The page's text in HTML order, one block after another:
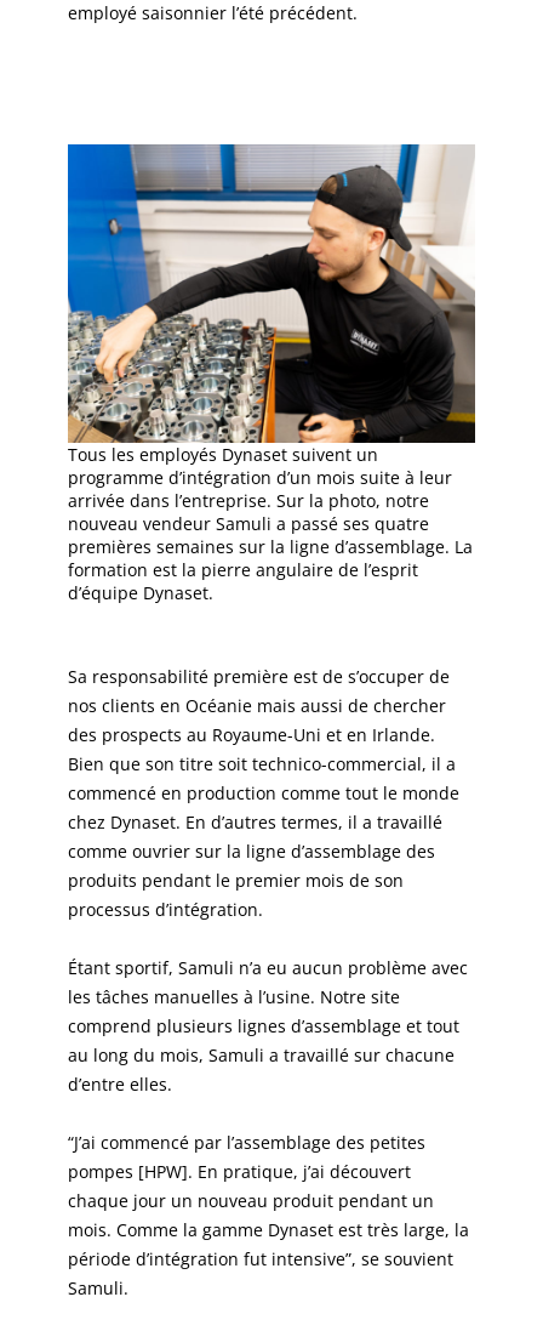
employé saisonnier l’été précédent.
Tous les employés Dynaset suivent un
programme d’intégration d’un mois suite à leur
arrivée dans l’entreprise. Sur la photo, notre
nouveau vendeur Samuli a passé ses quatre
premières semaines sur la ligne d’assemblage. La
formation est la pierre angulaire de l’esprit
d’équipe Dynaset.
Sa responsabilité première est de s’occuper de
nos clients en Océanie mais aussi de chercher
des prospects au Royaume-Uni et en Irlande.
Bien que son titre soit technico-commercial, il a
commencé en production comme tout le monde
chez Dynaset. En d’autres termes, il a travaillé
comme ouvrier sur la ligne d’assemblage des
produits pendant le premier mois de son
processus d’intégration.
Étant sportif, Samuli n’a eu aucun problème avec
les tâches manuelles à l’usine. Notre site
comprend plusieurs lignes d’assemblage et tout
au long du mois, Samuli a travaillé sur chacune
d’entre elles.
“J’ai commencé par l’assemblage des petites
pompes [HPW]. En pratique, j’ai découvert
chaque jour un nouveau produit pendant un
mois. Comme la gamme Dynaset est très large, la
période d’intégration fut intensive”, se souvient
Samuli.